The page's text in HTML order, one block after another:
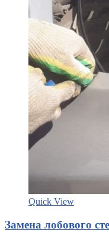
Quick View
Замена лобового